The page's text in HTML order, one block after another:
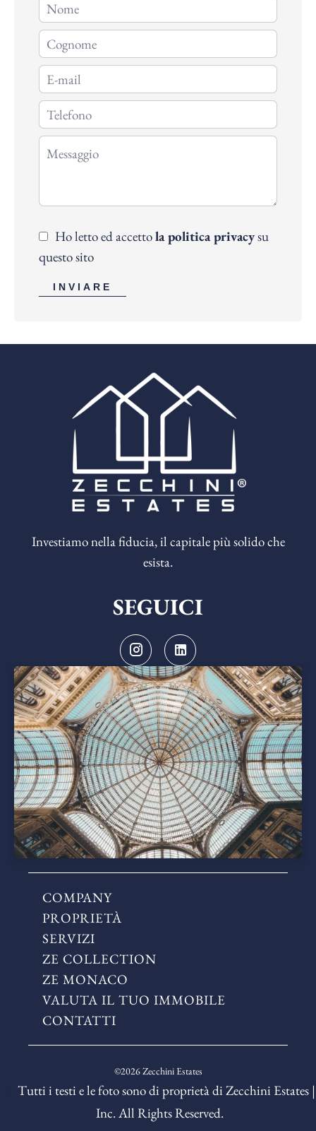
Ho letto ed accettola politica privacysu
questo sito
INVIARE
Investiamo nella fiducia, il capitale più solido che
esista.
SEGUICI
COMPANY
PROPRIETÀ
SERVIZI
ZE COLLECTION
ZE MONACO
VALUTA IL TUO IMMOBILE
CONTATTI
©2026 Zecchini Estates
Tutti i testi e le foto sono di proprietà di Zecchini Estates |
Inc. All Rights Reserved.